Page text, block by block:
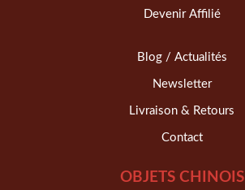
Devenir Affilié
Blog / Actualités
Newsletter
Livraison & Retours
Contact
OBJETS CHINOIS